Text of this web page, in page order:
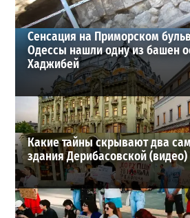
Сенсация на Приморском
Одессы нашли одну из башен
Хаджибей
Какие тайны скрывают два
здания Дерибасовской (видео)